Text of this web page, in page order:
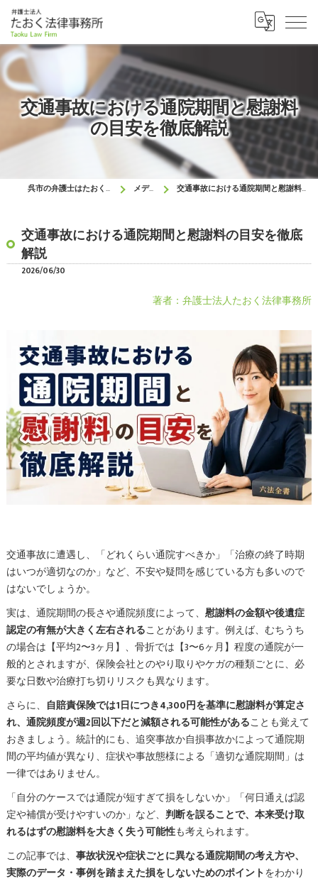
交通事故における通院期間と慰謝料
の目安を徹底解説
呉市の弁護士はたおく法律事務所 メディア 交通事故における通院期間と慰謝料の目安を徹底解説
交通事故における通院期間と慰謝料の目安を徹底
解説
2026/06/30
著者：弁護士法人たおく法律事務所
交通事故に遭遇し、「どれくらい通院すべきか」「治療の終了時期
はいつが適切なのか」など、不安や疑問を感じている方も多いので
はないでしょうか。
実は、通院期間の長さや通院頻度によって、 慰謝料の金額や後遺症
認定の有無が大きく左右されることがあります。例えば、むちうち
の場合は【平均2〜3ヶ月】、骨折では【3〜6ヶ月】程度の通院が一
般的とされますが、保険会社とのやり取りやケガの種類ごとに、必
要な日数や治療打ち切りリスクも異なります。
さらに、 自賠責保険では1日につき4,300円を基準に慰謝料が算定さ
れ、通院頻度が週2回以下だと減額される可能性があることも覚えて
おきましょう。統計的にも、追突事故か自損事故かによって通院期
間の平均値が異なり、症状や事故態様による「適切な通院期間」は
一律ではありません。
「自分のケースでは通院が短すぎて損をしないか」「何日通えば認
定や補償が受けやすいのか」など、 判断を誤ることで、本来受け取
れるはずの慰謝料を大きく失う可能性も考えられます。
この記事では、 事故状況や症状ごとに異なる通院期間の考え方や、
実際のデータ・事例を踏まえた損をしないためのポイントをわかり